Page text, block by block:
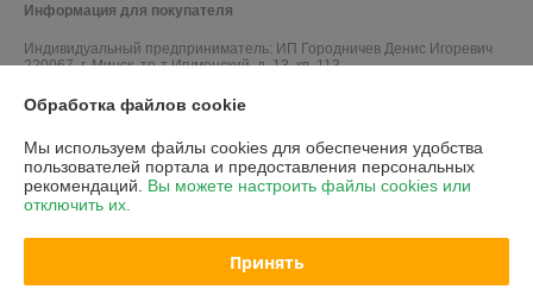
Информация для покупателя
Индивидуальный предприниматель: ИП Городничев Денис Игоревич
220067, г. Минск, тр-т Игуменский, д. 13, кв. 113
Регистрационный номер ЕГР: 192707390
УНП: 192707390
Регистрационный орган: Минский городской исполнительный комитет
Ссылка на свидетельство/лицензию
Обработка файлов cookie
Мы используем файлы cookies для обеспечения удобства
пользователей портала и предоставления персональных
рекомендаций. Вы можете настроить файлы cookies или
отключить их.
Принять